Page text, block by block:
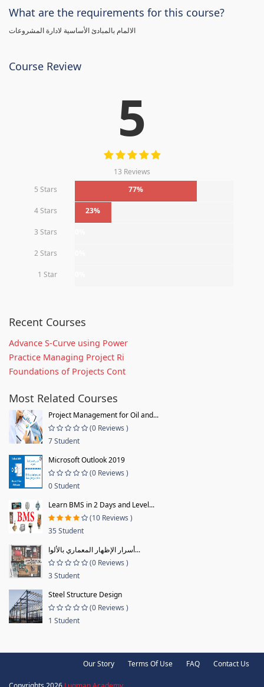
What are the requirements for this course?
الالمام بالمبادئ الأساسية لادارة المشروعات
Course Review
5
13 Reviews
5 Stars
77%
4 Stars 23%
3 Stars
2 Stars
1 Star
Recent Courses
Advance S-Curve using Power
Practice Managing Project Ri
Foundations of Projects Cont
Most Related Courses
Project Management for Oil and...
(0 Reviews )
7 Student
Microsoft Outlook 2019
(0 Reviews )
0 Student
Learn BMS in 2 Days and Level...
(10 Reviews )
35 Student
أسرار الإظهار المعماري بالألوا...
(0 Reviews )
3 Student
Steel Structure Design
(0 Reviews )
1 Student
Our Story Terms Of Use FAQ Contact Us